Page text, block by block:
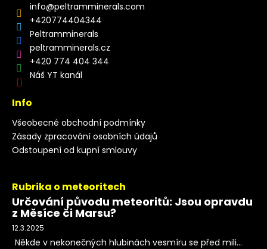
info@peltramminerals.com
+420774404344
Peltramminerals
peltramminerals.cz
+420 774 404 344
Náš YT kanál
Info
Všeobecné obchodní podmínky
Zásady zpracování osobních údajů
Odstoupení od kupní smlouvy
Rubrika o meteoritech
Určování původu meteoritů: Jsou opravdu
z Měsíce či Marsu?
12.3.2025
Někde v nekonečných hlubinách vesmíru se před mili...